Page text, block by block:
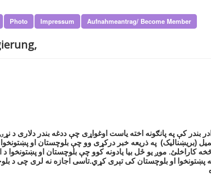
Photo Impressum Aufnahmeantrag/ Become Member
(بریښنالیک) په ذریعه خبر درکړی وو چې بلوچستان او
کاراخلئ. موږ یو ځل بیا یادونه کوو چې بلوچستان او پښتونخوا د
او بلوچستان کی تېری کړي.تاسی اجازه نه لری چی د